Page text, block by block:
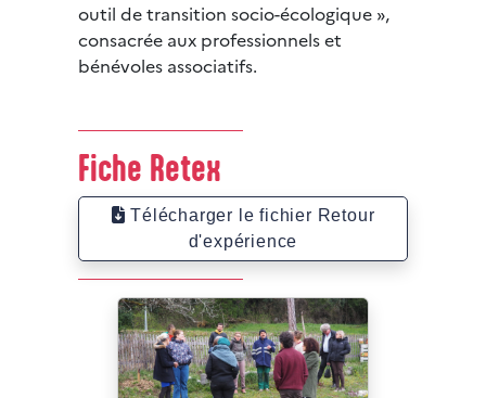
outil de transition socio-écologique »,
consacrée aux professionnels et
bénévoles associatifs.
Fiche Retex
Télécharger le fichier Retour
d'expérience